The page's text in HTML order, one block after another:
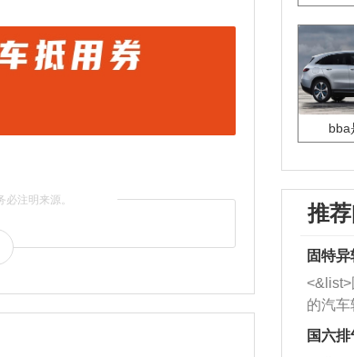
注明来源。
bba
推
固特
<&list>
的汽
牌，但
也是
国六